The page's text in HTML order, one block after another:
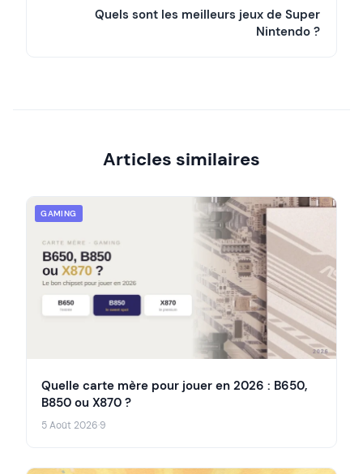
Quels sont les meilleurs jeux de Super
Nintendo ?
Articles similaires
GAMING
Quelle carte mère pour jouer en 2026 : B650,
B850 ou X870 ?
5 Août 2026·9